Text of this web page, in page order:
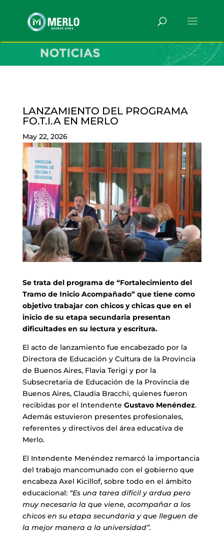
LANZAMIENTO DEL PROGRAMA
FO.T.I.A EN MERLO
May 22, 2026
Se trata del programa de “Fortalecimiento del
Tramo de Inicio Acompañado” que tiene como
objetivo trabajar con chicos y chicas que en el
inicio de su etapa secundaria presentan
dificultades en su lectura y escritura.
El acto de lanzamiento fue encabezado por la
Directora de Educación y Cultura de la Provincia
de Buenos Aires, Flavia Terigi y por la
Subsecretaria de Educación de la Provincia de
Buenos Aires, Claudia Bracchi, quienes fueron
recibidas por el Intendente Gustavo Menéndez.
Además estuvieron presentes profesionales,
referentes y directivos del área educativa de
Merlo.
El Intendente Menéndez remarcó la importancia
del trabajo mancomunado con el gobierno que
encabeza Axel Kicillof, sobre todo en el ámbito
educacional: “Es una tarea difícil y ardua pero
muy necesaria la que viene, acompañar a los
chicos en su etapa secundaria y que lleguen de
la mejor manera a la universidad”.